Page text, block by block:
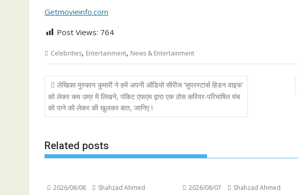
Getmovieinfo.com
Post Views: 764
Celebrities, Entertainment, News & Entertainment
Post
navigation
लेखिका मुस्कान कुमारी ने हमें अपनी ऑडियो सीरीज ‘सुपरस्टार्स हिडन वाइफ’
को लेकर कम उम्र में लिखने, पॉकेट एफएम द्वारा एक ठोस करियर-परिभाषित मंच
को पाने को लेकर की खुलकर बात, जानिए !
Related posts
2026/08/08 Shahzad Ahmed 2026/08/07 Shahzad Ahmed